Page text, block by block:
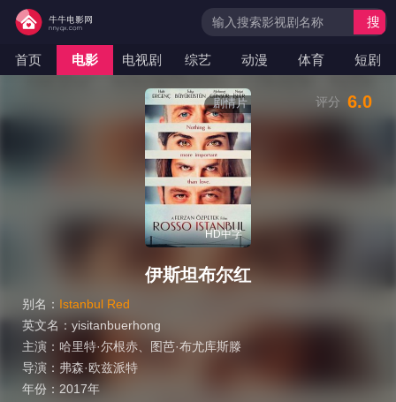
首页 电影 电视剧 综艺 动漫 体育 短剧
搜
剧情片
HD中字
伊斯坦布尔红
别名： Istanbul Red
英文名： yisitanbuerhong
主演： 哈里特·尔根赤
图芭·布尤库斯滕
导演： 弗森·欧兹派特
年份： 2017年
评分 6.0